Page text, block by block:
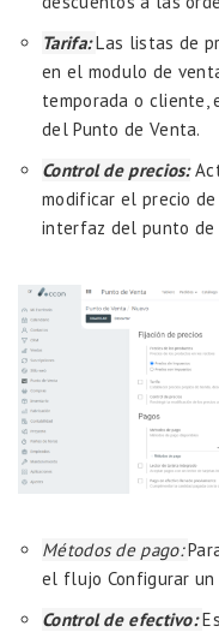
Tarifa:Las listas de
en el modulo de
temporada o cliente,
del Punto de Venta.
Control de precios:
modificar el precio
interfaz del punto de
Métodos de pago:
el flujo Configurar
Control de efectivo: